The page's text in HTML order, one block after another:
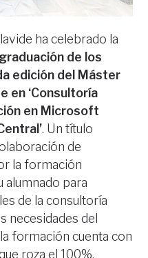
ha celebrado la
de los
edición del Máster
en ‘Consultoría
en Microsoft
. Un título
de
la formación
alumnado para
de la consultoría
necesidades del
formación cuenta con
roza el 100%,